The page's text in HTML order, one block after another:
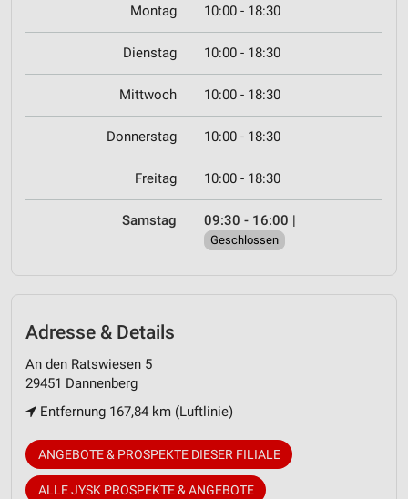
Montag 10:00 - 18:30
Dienstag 10:00 - 18:30
Mittwoch 10:00 - 18:30
Donnerstag 10:00 - 18:30
Freitag 10:00 - 18:30
Samstag 09:30 - 16:00 |
Geschlossen
Adresse & Details
An den Ratswiesen 5
29451 Dannenberg
Entfernung 167,84 km (Luftlinie)
ANGEBOTE & PROSPEKTE DIESER FILIALE
ALLE JYSK PROSPEKTE & ANGEBOTE